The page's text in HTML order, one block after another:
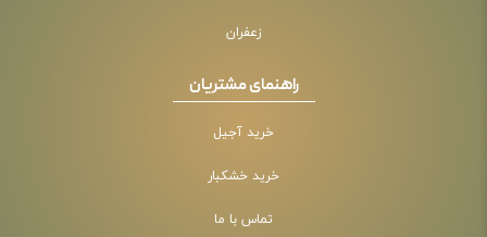
زعفران
راهنمای مشتریان
خرید آجیل
خرید خشکبار
تماس با ما